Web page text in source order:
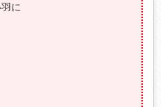
に